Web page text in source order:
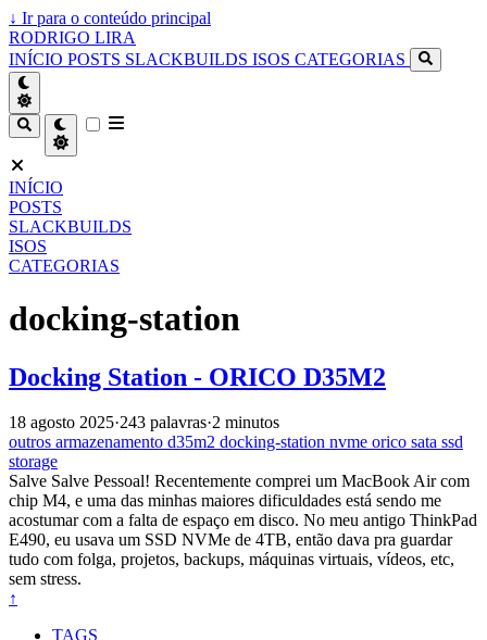
↓ Ir para o conteúdo principal
RODRIGO LIRA
INÍCIO POSTS SLACKBUILDS ISOS CATEGORIAS
INÍCIO
POSTS
SLACKBUILDS
ISOS
CATEGORIAS
docking-station
Docking Station - ORICO D35M2
18 agosto 2025·243 palavras·2 minutos
outros armazenamento d35m2 docking-station nvme orico sata ssd
storage
Salve Salve Pessoal! Recentemente comprei um MacBook Air com
chip M4, e uma das minhas maiores dificuldades está sendo me
acostumar com a falta de espaço em disco. No meu antigo ThinkPad
E490, eu usava um SSD NVMe de 4TB, então dava pra guardar
tudo com folga, projetos, backups, máquinas virtuais, vídeos, etc,
sem stress.
↑
TAGS